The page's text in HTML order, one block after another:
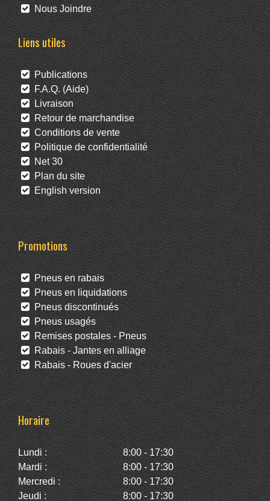
Nous Joindre
Liens utiles
Publications
F.A.Q. (Aide)
Livraison
Retour de marchandise
Conditions de vente
Politique de confidentialité
Net 30
Plan du site
English version
Promotions
Pneus en rabais
Pneus en liquidations
Pneus discontinués
Pneus usagés
Remises postales - Pneus
Rabais - Jantes en alliage
Rabais - Roues d'acier
Horaire
Lundi :
8:00 - 17:30
Mardi :
8:00 - 17:30
Mercredi :
8:00 - 17:30
Jeudi :
8:00 - 17:30